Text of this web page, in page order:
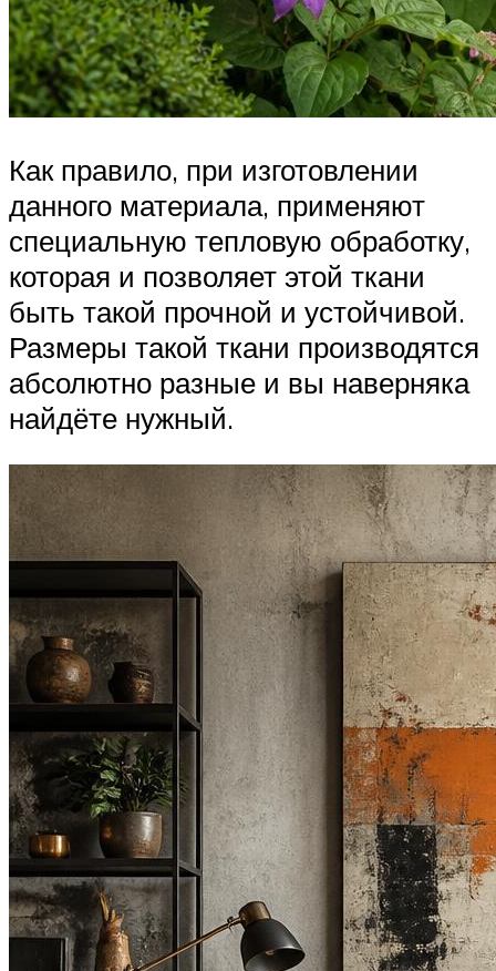
Как правило, при изготовлении
данного материала, применяют
специальную тепловую обработку,
которая и позволяет этой ткани
быть такой прочной и устойчивой.
Размеры такой ткани производятся
абсолютно разные и вы наверняка
найдёте нужный.